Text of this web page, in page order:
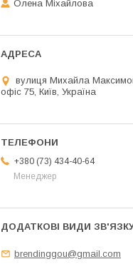
Олена Міхайлова
вулиця Михайла
офіс 75, Київ, Україна
+380 (73) 434-40-64
Менеджер
brendinggou@gmail.com